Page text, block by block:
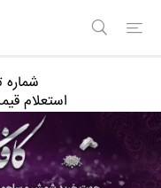
استعلام قیمت و